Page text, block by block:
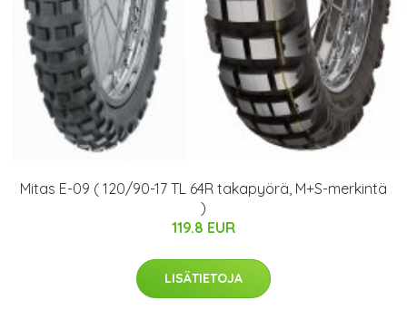
Mitas E-09 ( 120/90-17 TL 64R takapyörä, M+S-merkintä
)
119.8 EUR
LISÄTIETOJA